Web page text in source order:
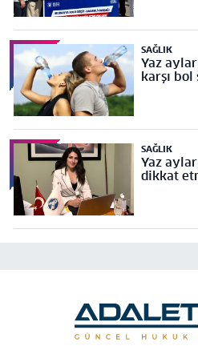
SAĞLIK
Yaz
karşı
SAĞLIK
Yaz
dikkat